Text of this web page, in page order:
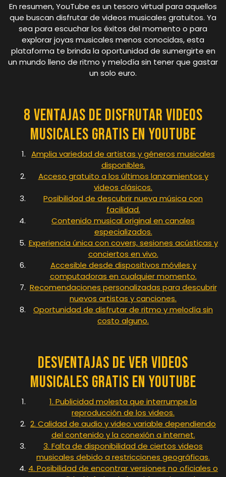
En resumen, YouTube es un tesoro virtual para aquellos
que buscan disfrutar de videos musicales gratuitos. Ya
sea para escuchar los éxitos del momento o para
explorar joyas musicales menos conocidas, esta
plataforma te brinda la oportunidad de sumergirte en
un mundo lleno de ritmo y melodía sin tener que gastar
un solo euro.
8 Ventajas de Disfrutar Videos
Musicales Gratis en YouTube
Amplia variedad de artistas y géneros musicales
disponibles.
Acceso gratuito a los últimos lanzamientos y
videos clásicos.
Posibilidad de descubrir nueva música con
facilidad.
Contenido musical original en canales
especializados.
Experiencia única con covers, sesiones acústicas y
conciertos en vivo.
Accesible desde dispositivos móviles y
computadoras en cualquier momento.
Recomendaciones personalizadas para descubrir
nuevos artistas y canciones.
Oportunidad de disfrutar de ritmo y melodía sin
costo alguno.
Desventajas de Ver Videos
Musicales Gratis en YouTube
1. Publicidad molesta que interrumpe la
reproducción de los videos.
2. Calidad de audio y video variable dependiendo
del contenido y la conexión a internet.
3. Falta de disponibilidad de ciertos videos
musicales debido a restricciones geográficas.
4. Posibilidad de encontrar versiones no oficiales o